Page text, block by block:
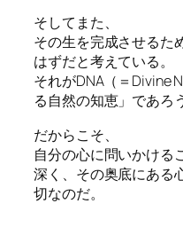
そしてまた、
その生を完成させるた
はずだと考えている。
それがDNA（＝Divine
る自然の知恵」であろう
だからこそ、
自分の心に問いかける
深く、その奥底にある
切なのだ。